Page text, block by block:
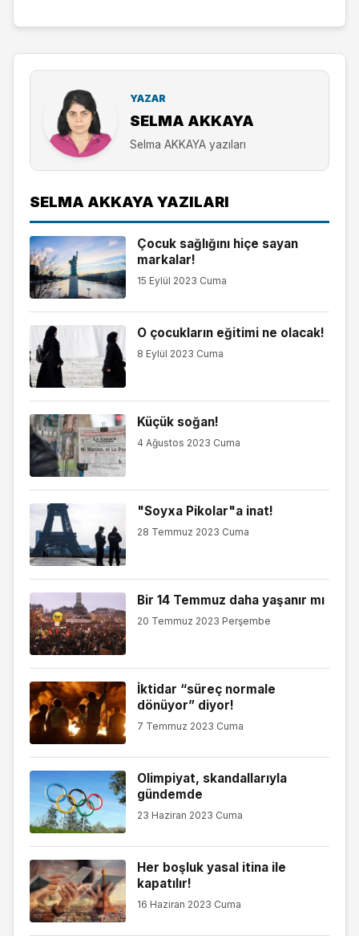
YAZAR
SELMA AKKAYA
Selma AKKAYA yazıları
SELMA AKKAYA YAZILARI
Çocuk sağlığını hiçe sayan
markalar!
15 Eylül 2023 Cuma
O çocukların eğitimi ne olacak!
8 Eylül 2023 Cuma
Küçük soğan!
4 Ağustos 2023 Cuma
"Soyxa Pikolar"a inat!
28 Temmuz 2023 Cuma
Bir 14 Temmuz daha yaşanır mı
20 Temmuz 2023 Perşembe
İktidar “süreç normale
dönüyor” diyor!
7 Temmuz 2023 Cuma
Olimpiyat, skandallarıyla
gündemde
23 Haziran 2023 Cuma
Her boşluk yasal itina ile
kapatılır!
16 Haziran 2023 Cuma